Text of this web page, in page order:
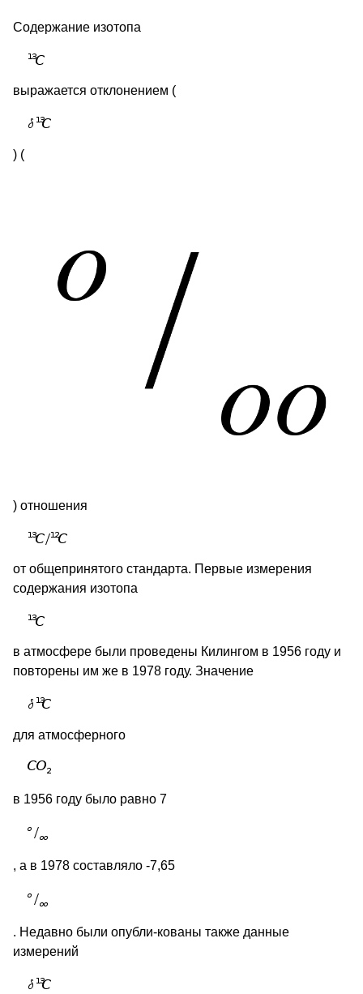
Содержание изотопа
выражается отклонением (
) (
) отношения
от общепринятого стандарта. Первые измерения
содержания изотопа
в атмосфере были проведены Килингом в 1956 году и
повторены им же в 1978 году. Значение
для атмосферного
в 1956 году было равно 7
, а в 1978 составляло -7,65
. Недавно были опубли-кованы также данные
измерений